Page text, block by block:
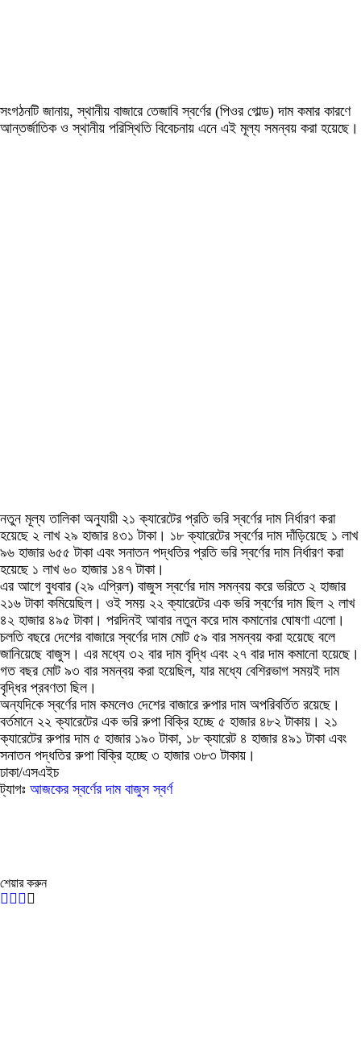
সংগঠনটি জানায়, স্থানীয় বাজারে তেজাবি স্বর্ণের (পিওর গোল্ড) দাম কমার কারণে
আন্তর্জাতিক ও স্থানীয় পরিস্থিতি বিবেচনায় এনে এই মূল্য সমন্বয় করা হয়েছে।
নতুন মূল্য তালিকা অনুযায়ী ২১ ক্যারেটের প্রতি ভরি স্বর্ণের দাম নির্ধারণ করা
হয়েছে ২ লাখ ২৯ হাজার ৪৩১ টাকা। ১৮ ক্যারেটের স্বর্ণের দাম দাঁড়িয়েছে ১ লাখ
৯৬ হাজার ৬৫৫ টাকা এবং সনাতন পদ্ধতির প্রতি ভরি স্বর্ণের দাম নির্ধারণ করা
হয়েছে ১ লাখ ৬০ হাজার ১৪৭ টাকা।
এর আগে বুধবার (২৯ এপ্রিল) বাজুস স্বর্ণের দাম সমন্বয় করে ভরিতে ২ হাজার
২১৬ টাকা কমিয়েছিল। ওই সময় ২২ ক্যারেটের এক ভরি স্বর্ণের দাম ছিল ২ লাখ
৪২ হাজার ৪৯৫ টাকা। পরদিনই আবার নতুন করে দাম কমানোর ঘোষণা এলো।
চলতি বছরে দেশের বাজারে স্বর্ণের দাম মোট ৫৯ বার সমন্বয় করা হয়েছে বলে
জানিয়েছে বাজুস। এর মধ্যে ৩২ বার দাম বৃদ্ধি এবং ২৭ বার দাম কমানো হয়েছে।
গত বছর মোট ৯৩ বার সমন্বয় করা হয়েছিল, যার মধ্যে বেশিরভাগ সময়ই দাম
বৃদ্ধির প্রবণতা ছিল।
অন্যদিকে স্বর্ণের দাম কমলেও দেশের বাজারে রুপার দাম অপরিবর্তিত রয়েছে।
বর্তমানে ২২ ক্যারেটের এক ভরি রুপা বিক্রি হচ্ছে ৫ হাজার ৪৮২ টাকায়। ২১
ক্যারেটের রুপার দাম ৫ হাজার ১৯০ টাকা, ১৮ ক্যারেট ৪ হাজার ৪৯১ টাকা এবং
সনাতন পদ্ধতির রুপা বিক্রি হচ্ছে ৩ হাজার ৩৮৩ টাকায়।
ঢাকা/এসএইচ
ট্যাগঃ আজকের স্বর্ণের দাম বাজুস স্বর্ণ
শেয়ার করুন